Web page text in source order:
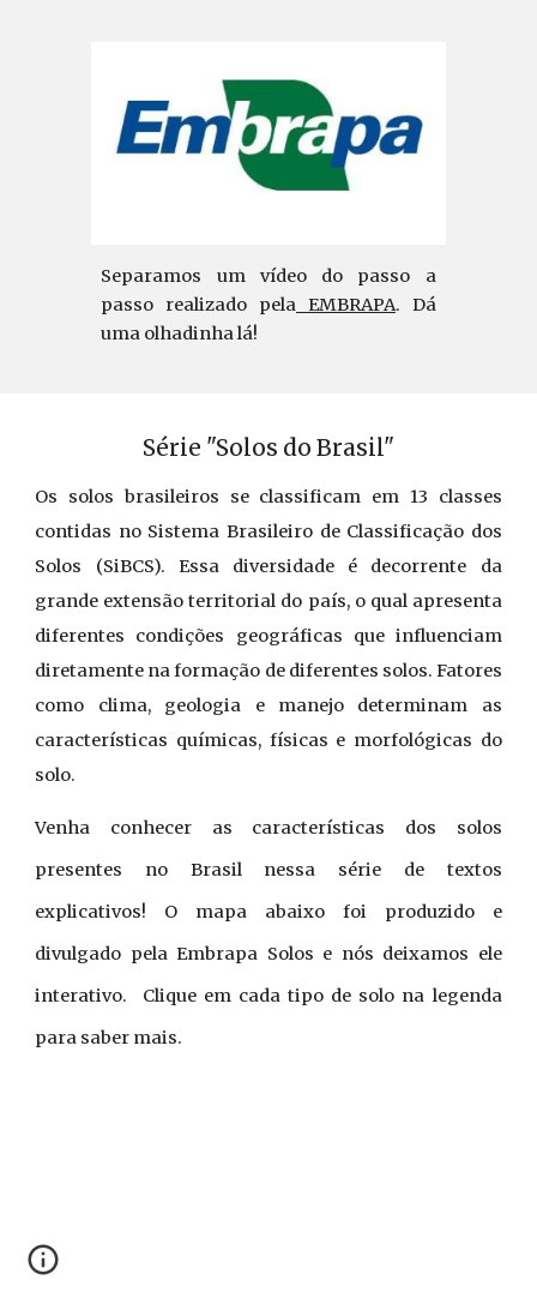
Separamos um vídeo do passo a
passo realizado pela EMBRAPA. Dá
uma olhadinha lá!
Série "Solos do Brasil"
Os solos brasileiros se classificam em 13 classes
contidas no Sistema Brasileiro de Classificação dos
Solos (SiBCS). Essa diversidade é decorrente da
grande extensão territorial do país, o qual apresenta
diferentes condições geográficas que influenciam
diretamente na formação de diferentes solos. Fatores
como clima, geologia e manejo determinam as
características químicas, físicas e morfológicas do
solo.
Venha conhecer as características dos solos
presentes no Brasil nessa série de textos
explicativos! O mapa abaixo foi produzido e
divulgado pela Embrapa Solos e nós deixamos ele
interativo. Clique em cada tipo de solo na legenda
para saber mais.